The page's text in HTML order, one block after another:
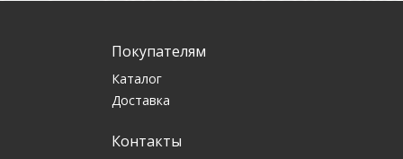
Покупателям
Каталог
Доставка
Контакты